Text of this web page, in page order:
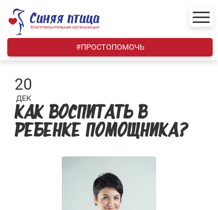
content
#ПРОСТОПОМОЧЬ
20
ДЕК
КАК ВОСПИТАТЬ В
РЕБЕНКЕ ПОМОЩНИКА?